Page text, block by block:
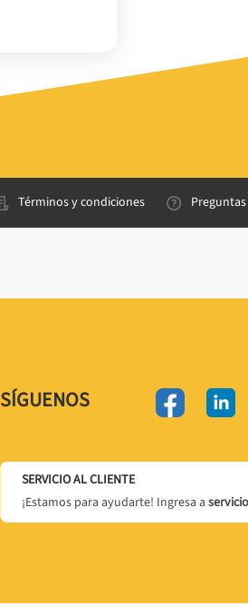
Términos y condiciones
SÍGUENOS
SERVICIO AL CLIENTE
¡Estamos para ayudarte! Ingresa a